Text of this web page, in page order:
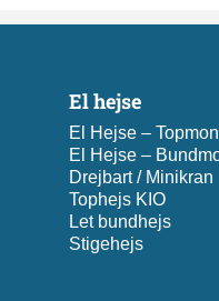
El hejse
El Hejse –
El Hejse –
Drejbart / Minikran
Tophejs KIO
Let bundhejs
Stigehejs